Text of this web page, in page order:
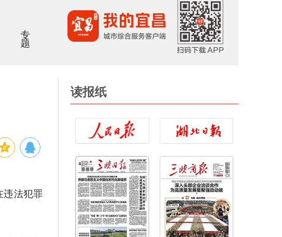
专题
违法犯罪
读报纸